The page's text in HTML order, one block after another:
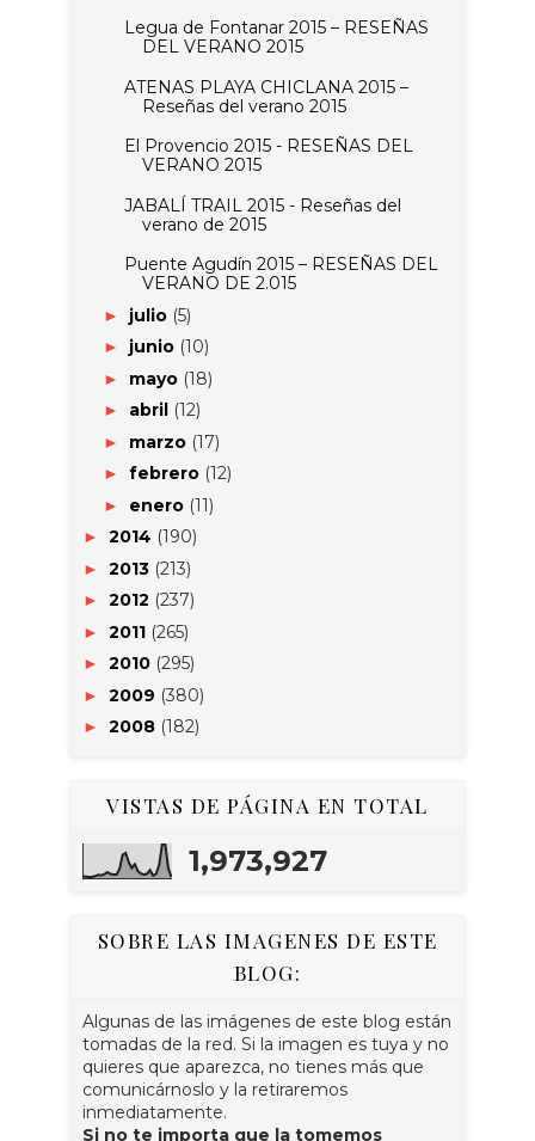
Legua de Fontanar 2015 – RESEÑAS
DEL VERANO 2015
ATENAS PLAYA CHICLANA 2015 –
Reseñas del verano 2015
El Provencio 2015 - RESEÑAS DEL
VERANO 2015
JABALÍ TRAIL 2015 - Reseñas del
verano de 2015
Puente Agudín 2015 – RESEÑAS DEL
VERANO DE 2.015
► julio (5)
► junio (10)
► mayo (18)
► abril (12)
► marzo (17)
► febrero (12)
► enero (11)
► 2014 (190)
► 2013 (213)
► 2012 (237)
► 2011 (265)
► 2010 (295)
► 2009 (380)
► 2008 (182)
VISTAS DE PÁGINA EN TOTAL
1,973,927
SOBRE LAS IMAGENES DE ESTE
BLOG:
Algunas de las imágenes de este blog están
tomadas de la red. Si la imagen es tuya y no
quieres que aparezca, no tienes más que
comunicárnoslo y la retiraremos
inmediatamente.
Si no te importa que la tomemos